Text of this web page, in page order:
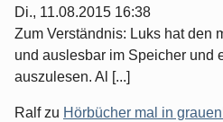
Di., 11.08.2015 16:38
Zum Verständnis: Luks hat den
und auslesbar im Speicher und
auszulesen. Al [...]
Ralfzu Hörbücher mal in